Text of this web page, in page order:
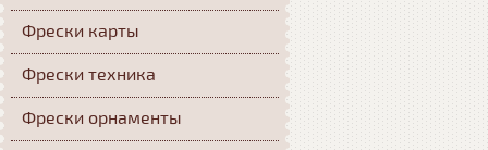
Фрески карты
Фрески техника
Фрески орнаменты